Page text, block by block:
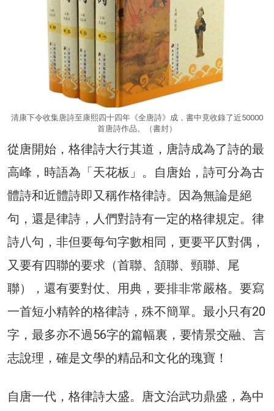
清康下令收集唐詩至康熙四十四年《全唐詩》成，書中竟收錄了近50000
首唐詩作品。（書封）
從唐開始，格律詩大行其道，唐詩成為了詩的最
高峰，時語為「天花板」。自唐始，詩可分為古
體詩和近體詩即又稱作格律詩。因為無論是絕
句，還是律詩，人們對詩有一定的格律規定。律
詩八句，非但要每句字數相同，更要平仄對偶，
又要有四聯的要求（首聯、頷聯、頸聯、尾
聯），還有要對仗、用典，要排非常嚴格。要寫
一首短小精幹的格律詩，殊不簡單。最小只有20
字，最多亦不過56字的篇幅裏，要情景交融、言
志說理，確是文學的精品和文化的瑰寶！
自唐一代，格律詩大盛。唐文治武功鼎盛，為中